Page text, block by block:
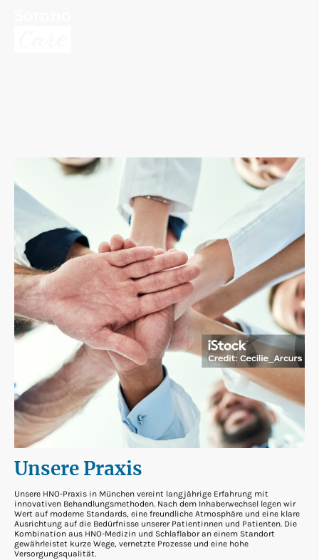
Unsere Praxis
Unsere HNO-Praxis in München vereint langjährige Erfahrung mit
innovativen Behandlungsmethoden. Nach dem Inhaberwechsel legen wir
Wert auf moderne Standards, eine freundliche Atmosphäre und eine klare
Ausrichtung auf die Bedürfnisse unserer Patientinnen und Patienten. Die
Kombination aus HNO-Medizin und Schlaflabor an einem Standort
gewährleistet kurze Wege, vernetzte Prozesse und eine hohe
Versorgungsqualität.